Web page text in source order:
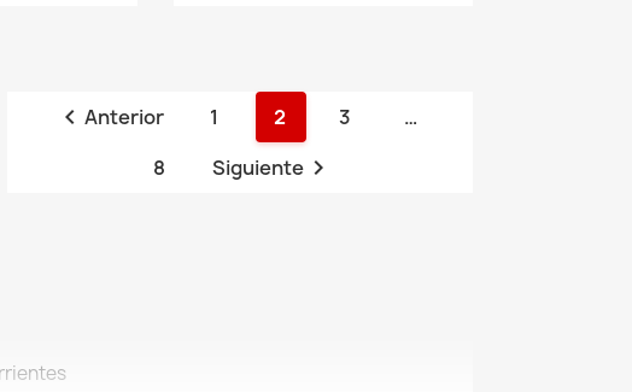
 Anterior 1 2 3
…
8
Siguiente